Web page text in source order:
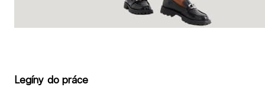
Legíny do práce